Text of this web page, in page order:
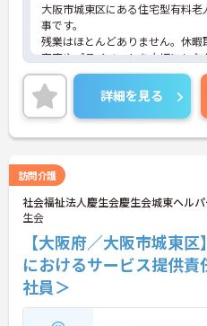
大阪市城東区にある住宅型有料
事です。
残業はほとんどありません。休暇
家庭やプライベートを大切にしな
す！
ご興味がある方は是非一度マイナ
せください。さらに詳細などお伝
詳細を見る
訪問介護
社会福祉法人慶生会慶生会城東ヘル
生会
【大阪府／大阪市城東
におけるサービス提供
社員＞